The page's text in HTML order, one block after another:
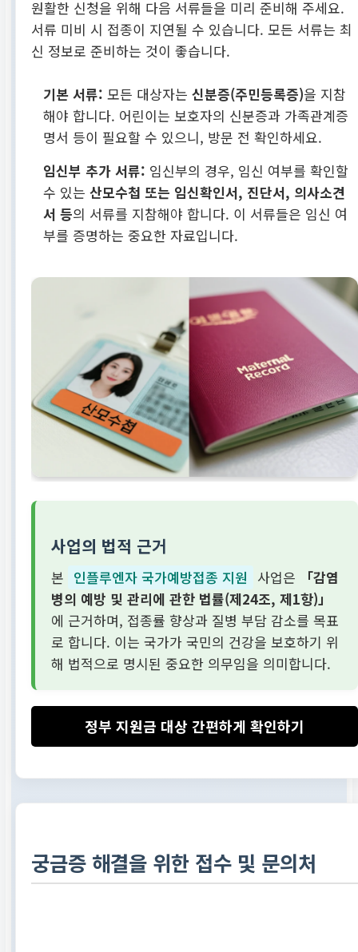
원활한 신청을 위해 다음 서류들을 미리 준비해 주세요.
서류 미비 시 접종이 지연될 수 있습니다. 모든 서류는 최
신 정보로 준비하는 것이 좋습니다.
기본 서류: 모든 대상자는신분증(주민등록증)을 지참
해야 합니다. 어린이는 보호자의 신분증과 가족관계증
명서 등이 필요할 수 있으니, 방문 전 확인하세요.
임신부 추가 서류: 임신부의 경우, 임신 여부를 확인할
수 있는산모수첩 또는 임신확인서, 진단서, 의사소견
서 등의 서류를 지참해야 합니다. 이 서류들은 임신 여
부를 증명하는 중요한 자료입니다.
사업의 법적 근거
본 인플루엔자 국가예방접종 지원 사업은
「감염
병의 예방 및 관리에 관한 법률(제24조, 제1항)」
에 근거하며, 접종률 향상과 질병 부담 감소를 목표
로 합니다. 이는 국가가 국민의 건강을 보호하기 위
해 법적으로 명시된 중요한 의무임을 의미합니다.
정부 지원금 대상 간편하게 확인하기
궁금증 해결을 위한 접수 및 문의처